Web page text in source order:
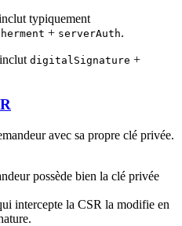
typiquement
+ serverAuth.
inclut digitalSignature +
avec sa propre clé privée.
possède bien la clé privée
intercepte la CSR la modifie en